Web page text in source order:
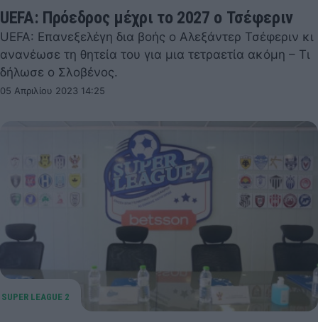
UEFA: Πρόεδρος μέχρι το 2027 ο Τσέφεριν
UEFA: Επανεξελέγη δια βοής ο Αλεξάντερ Τσέφεριν κι
ανανέωσε τη θητεία του για μια τετραετία ακόμη – Τι
δήλωσε ο Σλοβένος.
05 Απριλίου 2023 14:25